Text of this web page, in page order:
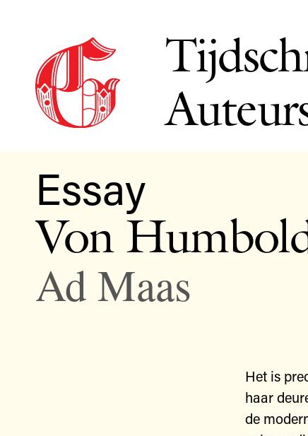
Essay
Von
Ad Maas
Het is
haar
de